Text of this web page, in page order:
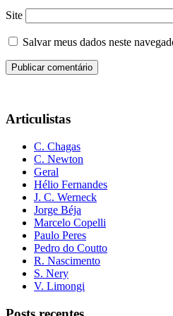
Site
Salvar meus dados neste
Articulistas
C. Chagas
C. Newton
Geral
Hélio Fernandes
J. C. Werneck
Jorge Béja
Marcelo Copelli
Paulo Peres
Pedro do Coutto
R. Nascimento
S. Nery
V. Limongi